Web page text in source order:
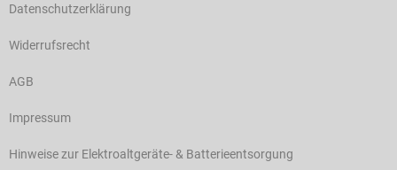
Datenschutzerklärung
Widerrufsrecht
AGB
Impressum
Hinweise zur Elektroaltgeräte- & Batterieentsorgung